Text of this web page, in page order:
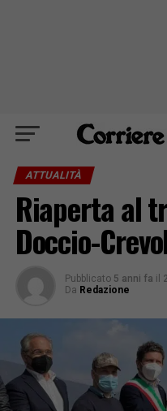
ATTUALITÀ
Riaperta al
Doccio-
Pubblicato 5 anni fa il
Da Redazione